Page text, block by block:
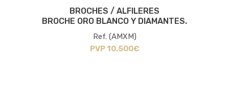
BROCHES / ALFILERES
BROCHE ORO BLANCO Y DIAMANTES.
Ref. (AMXM)
PVP 10.500€